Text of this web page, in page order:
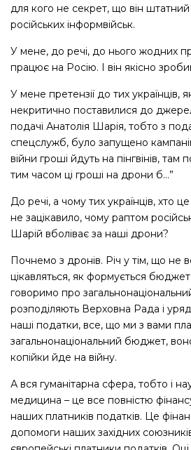
для кого не секрет, що він
російських інформвійськ.
У мене, до речі, до нього жодних
працює на Росію. І він якісно
У мене претензії до тих українців,
некритично поставилися до
подачі Анатолія Шарія, тобто з
спецслужб, було запущено
війни гроші йдуть на пінгвінів, там
тим часом ці гроші на дрони б…”
До речі, а чому тих українців, хто
не зацікавило, чому раптом
Шарій вболіває за наші дрони?
Почнемо з дронів. Річ у тім, що не
цікавляться, як формується
говоримо про
розподіляють Верховна Рада і уряд
наші податки, все, що ми з вами
загальнонаціональний бюджет,
копійки йде на війну.
А вся гуманітарна сфера, тобто і
медицина – це все повністю
наших платників податків. Це
допомоги наших західних